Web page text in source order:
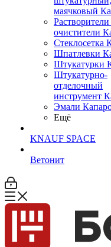
маячковый
Растворители
очистители
Cтеклосетка
Шпатлевки
Штукатурки
Штукатурно-
отделочный
инструмент
Эмали
Ещё
KNAUF SPACE
Ветонит